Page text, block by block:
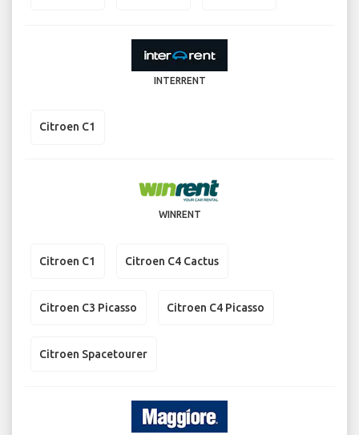
INTERRENT
Citroen C1
WINRENT
Citroen C1 Citroen C4 Cactus
Citroen C3 Picasso Citroen C4 Picasso
Citroen Spacetourer